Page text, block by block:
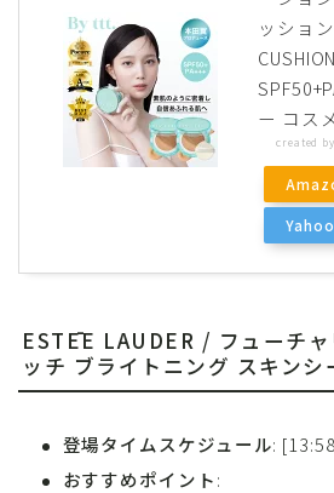
ッショ
ー コス
created by
ESTĒE LAUDER / フューチ
ッチ ブライトニング スキンシ
登場タイムスケジュール:
おすすめポイント: